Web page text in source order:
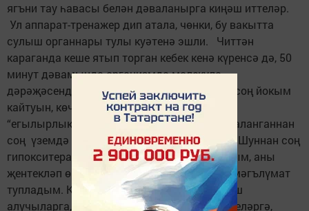
ягъни тау һавасы белән дәваланырга киңәш иттеләр.
Ул аппарат-тренажер дип атала, чөнки, бу вакытта
сулыш органнары тулы куәтенә эшли. Читтән
караганда кеше ятып торган кебек кенә күренсә дә, 50
минут дәвамында организмда молекула
дәрәҗәсендәге процесслар бара. Курстан соң йокым
кайтуын, көчем артуын сиздем - элек эштән
“егылырлык” дәрәҗәдә арып кайтсам, дәваланганнан
соң үземдә таулар күчерердәй көч сиздем. Шуннан соң
гипокситерапия белән кызыксына башладым, аны
җентекләп өйрәндем, җиһазлары турында мәгълүмат
тупладым. Коронавирустан соң авыр сулыш
алучыларга, аллергия, астма белән интегүчеләргә,